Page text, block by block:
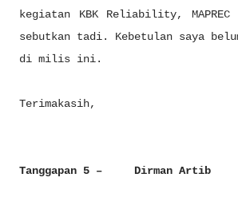
kegiatan KBK Reliability, MAPREC
sebutkan tadi. Kebetulan saya
di milis ini.
Terimakasih,
Tanggapan 5 – Dirman Artib